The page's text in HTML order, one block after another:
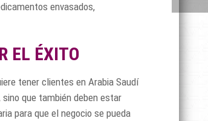
envasados,
EL ÉXITO
tener clientes en Arabia Saudí
sino que también deben estar
para que el negocio se pueda